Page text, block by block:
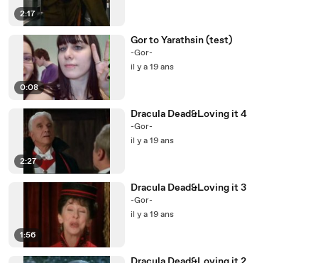
2:17
0:08
Gor to Yarathsin (test)
-Gor-
il y a 19 ans
2:27
Dracula Dead&Loving it 4
-Gor-
il y a 19 ans
1:56
Dracula Dead&Loving it 3
-Gor-
il y a 19 ans